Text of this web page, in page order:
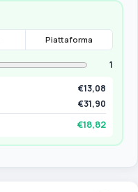
Piattaforma
1
€13,08
€31,90
€18,82